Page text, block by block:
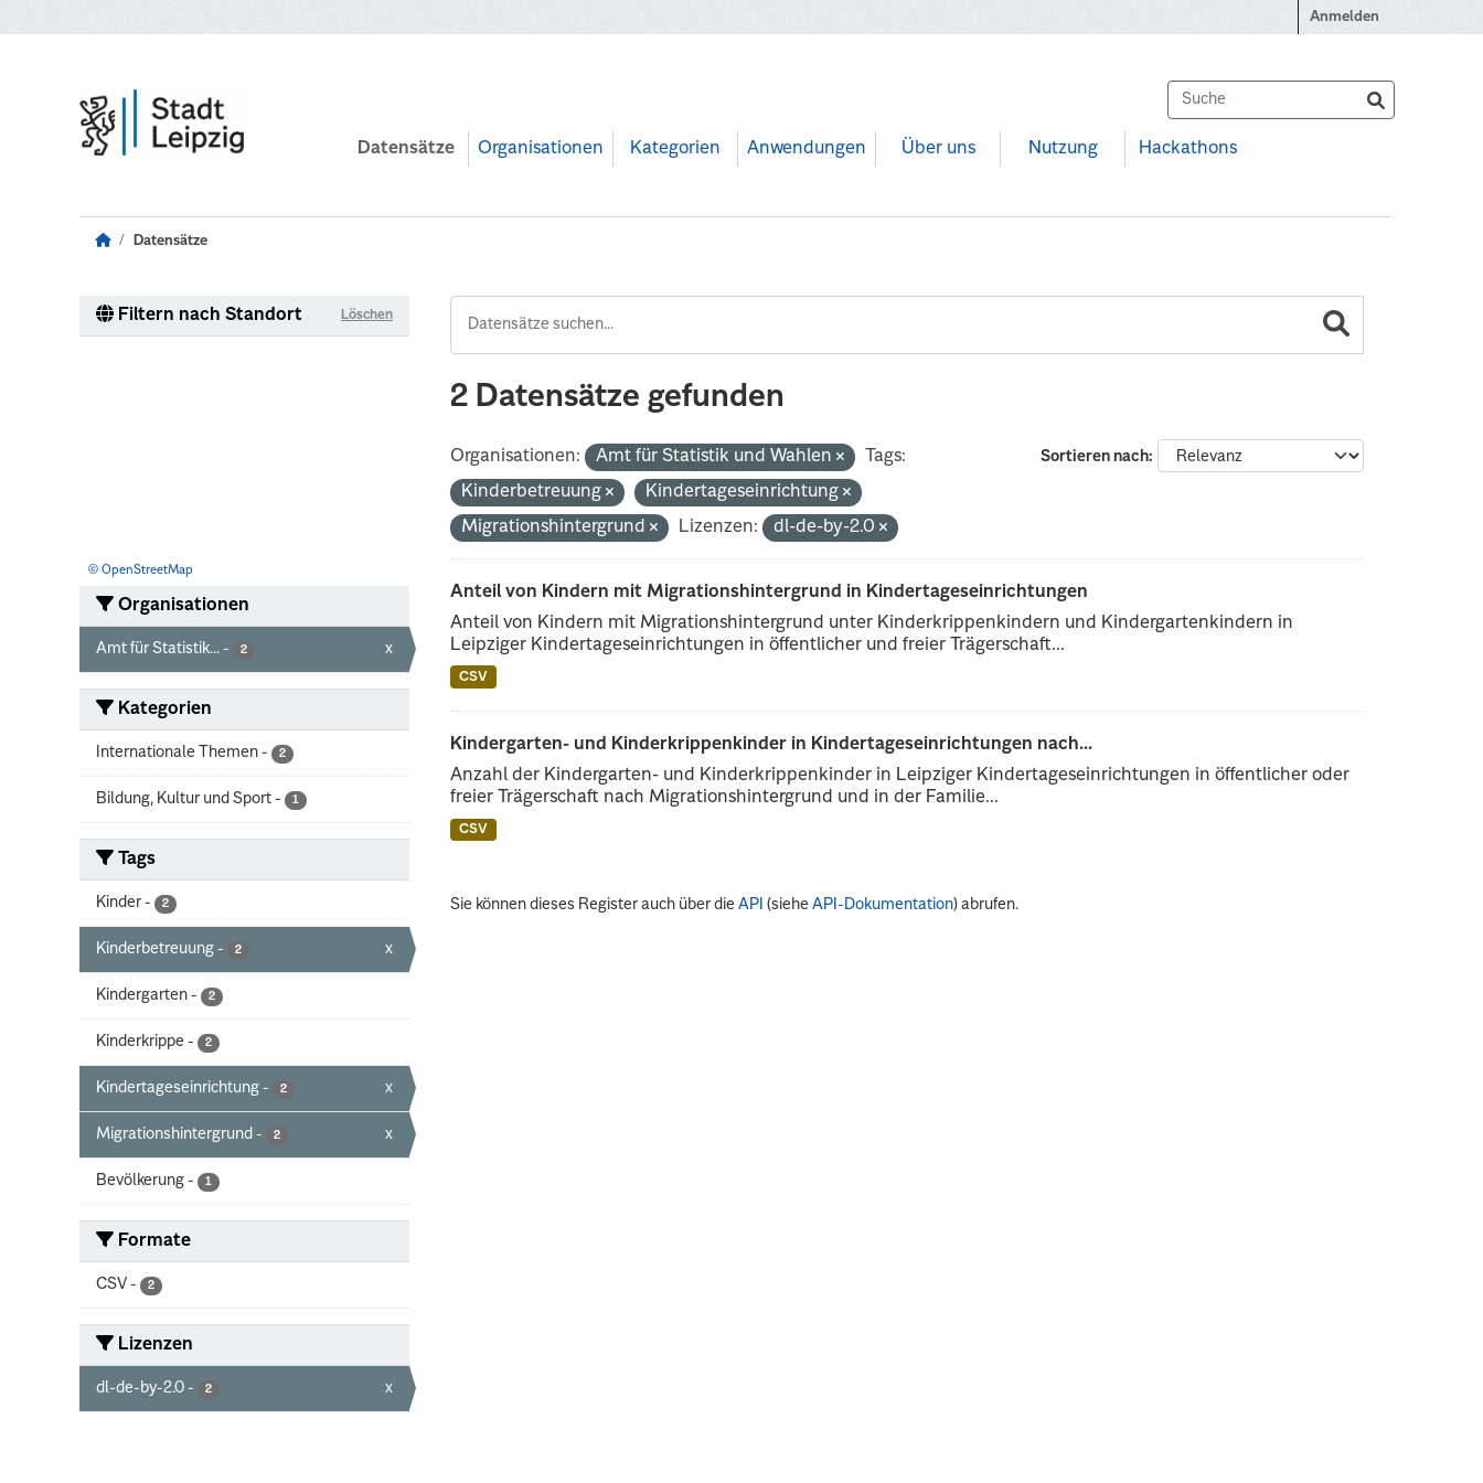
Anmelden
Datensätze Organisationen Kategorien Anwendungen Über uns Nutzung Hackathons
Datensätze
Filtern nach Standort Löschen
© OpenStreetMap
Organisationen
Amt für Statistik... - 2 x
Kategorien
Internationale Themen - 2
Bildung, Kultur und Sport - 1
Tags
Kinder - 2
Kinderbetreuung - 2 x
Kindergarten - 2
Kinderkrippe - 2
Kindertageseinrichtung - 2 x
Migrationshintergrund - 2 x
Bevölkerung - 1
Formate
CSV - 2
Lizenzen
dl-de-by-2.0 - 2 x
2 Datensätze gefunden
Sortieren nach
Organisationen: Amt für Statistik und Wahlen
Tags:
Kinderbetreuung
Kindertageseinrichtung
Migrationshintergrund
Lizenzen: dl-de-by-2.0
Anteil von Kindern mit Migrationshintergrund in Kindertageseinrichtungen
Anteil von Kindern mit Migrationshintergrund unter Kinderkrippenkindern und Kindergartenkindern in
Leipziger Kindertageseinrichtungen in öffentlicher und freier Trägerschaft...
CSV
Kindergarten- und Kinderkrippenkinder in Kindertageseinrichtungen nach...
Anzahl der Kindergarten- und Kinderkrippenkinder in Leipziger Kindertageseinrichtungen in öffentlicher oder
freier Trägerschaft nach Migrationshintergrund und in der Familie...
CSV
Sie können dieses Register auch über dieAPI (sieheAPI-Dokumentation) abrufen.